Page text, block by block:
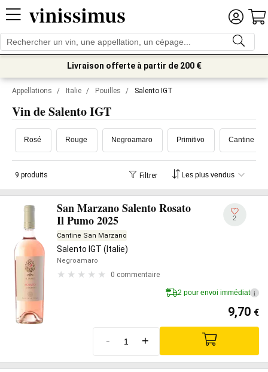
Livraison offerte à partir de 200 €
Appellations / Italie / Pouilles / Salento IGT
Vin de Salento IGT
Rosé Rouge Negroamaro Primitivo Cantine
9 produits Filtrer
San Marzano Salento Rosato
Il Pumo 2025
Cantine San Marzano
Salento IGT (Italie)
Negroamaro
0 commentaire
2
2 pour envoi immédiat i
9,70 €
- +